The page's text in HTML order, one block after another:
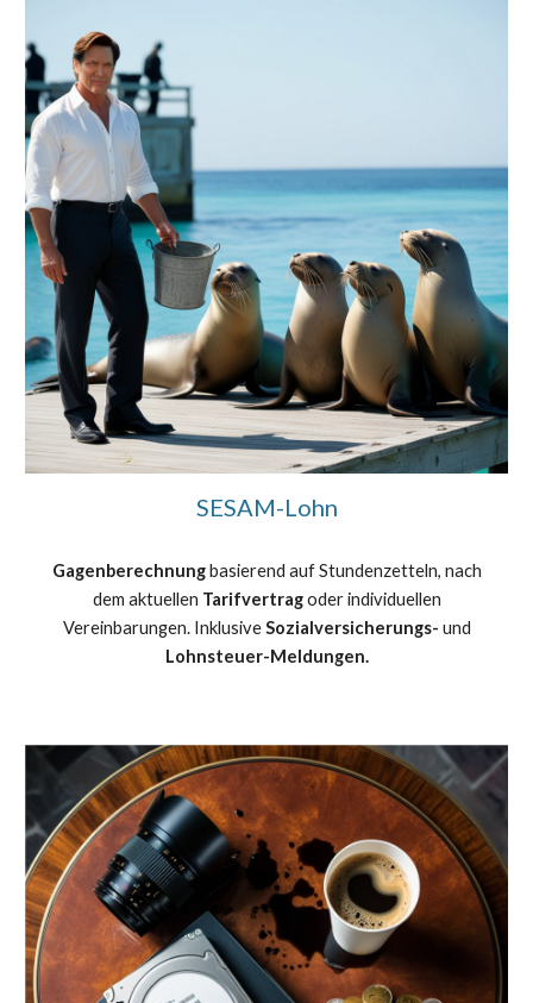
SESAM-Lohn
Gagenberechnungbasierend auf Stundenzetteln, nach
dem aktuellen Tarifvertragoder individuellen
Vereinbarungen. InklusiveSozialversicherungs- und
Lohnsteuer-Meldungen.